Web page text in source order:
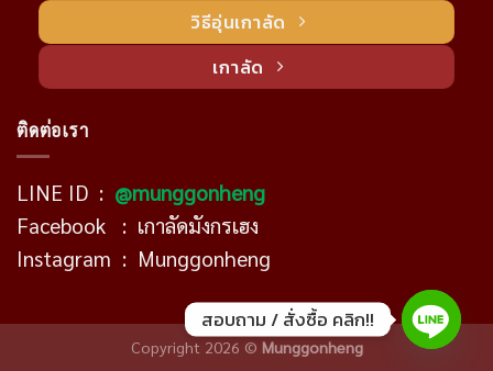
วิธีอุ่นเกาลัด
เกาลัด
ติดต่อเรา
LINE ID : @munggonheng
Facebook : เกาลัดมังกรเฮง
Instagram : Munggonheng
Copyright 2026 © Munggonheng
สอบถาม / สั่งซื้อ คลิก!!